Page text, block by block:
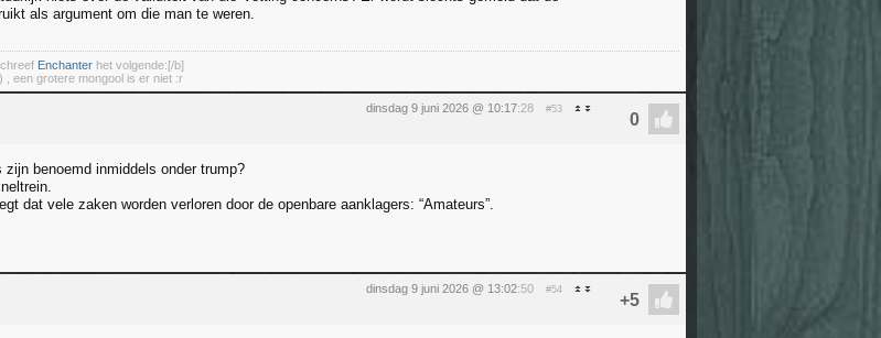
als argument om die man te weren.
Enchanter het volgende:[/b]
, een grotere mongool is er niet :r
dinsdag 9 juni 2026 @ 10:17:28 #53
benoemd inmiddels onder trump?
dat vele zaken worden verloren door de openbare aanklagers: “Amateurs”.
dinsdag 9 juni 2026 @ 13:02:50 #54